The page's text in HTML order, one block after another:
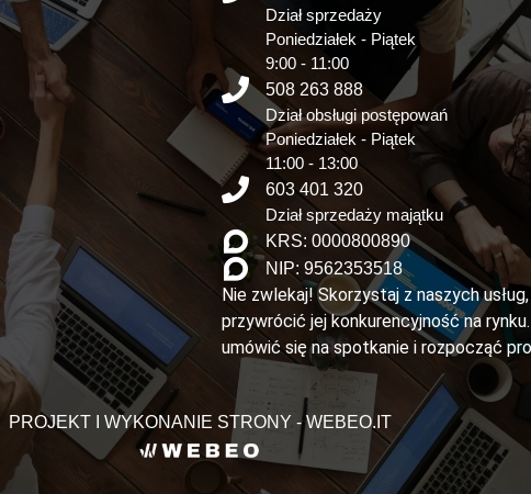
Dział sprzedaży
Poniedziałek - Piątek
9:00 - 11:00
508 263 888
Dział obsługi postępowań
Poniedziałek - Piątek
11:00 - 13:00
603 401 320
Dział sprzedaży majątku
KRS: 0000800890
NIP: 9562353518
Nie zwlekaj! Skorzystaj z naszych
przywrócić jej konkurencyjność na
umówić się na spotkanie i rozpocząć
PROJEKT I WYKONANIE STRONY - WEBEO.IT